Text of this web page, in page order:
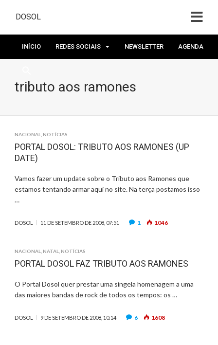
DOSOL
INÍCIO REDES SOCIAIS NEWSLETTER AGENDA
tributo aos ramones
NACIONAL NOTÍCIAS
PORTAL DOSOL: TRIBUTO AOS RAMONES (UP
DATE)
Vamos fazer um update sobre o Tributo aos Ramones que
estamos tentando armar aqui no site. Na terça postamos isso
…
DOSOL 11 DE SETEMBRO DE 2008, 07:51 1 1046
NACIONAL NATAL NOTÍCIAS
PORTAL DOSOL FAZ TRIBUTO AOS RAMONES
O Portal Dosol quer prestar uma singela homenagem a uma
das maiores bandas de rock de todos os tempos: os …
DOSOL 9 DE SETEMBRO DE 2008, 10:14 6 1608